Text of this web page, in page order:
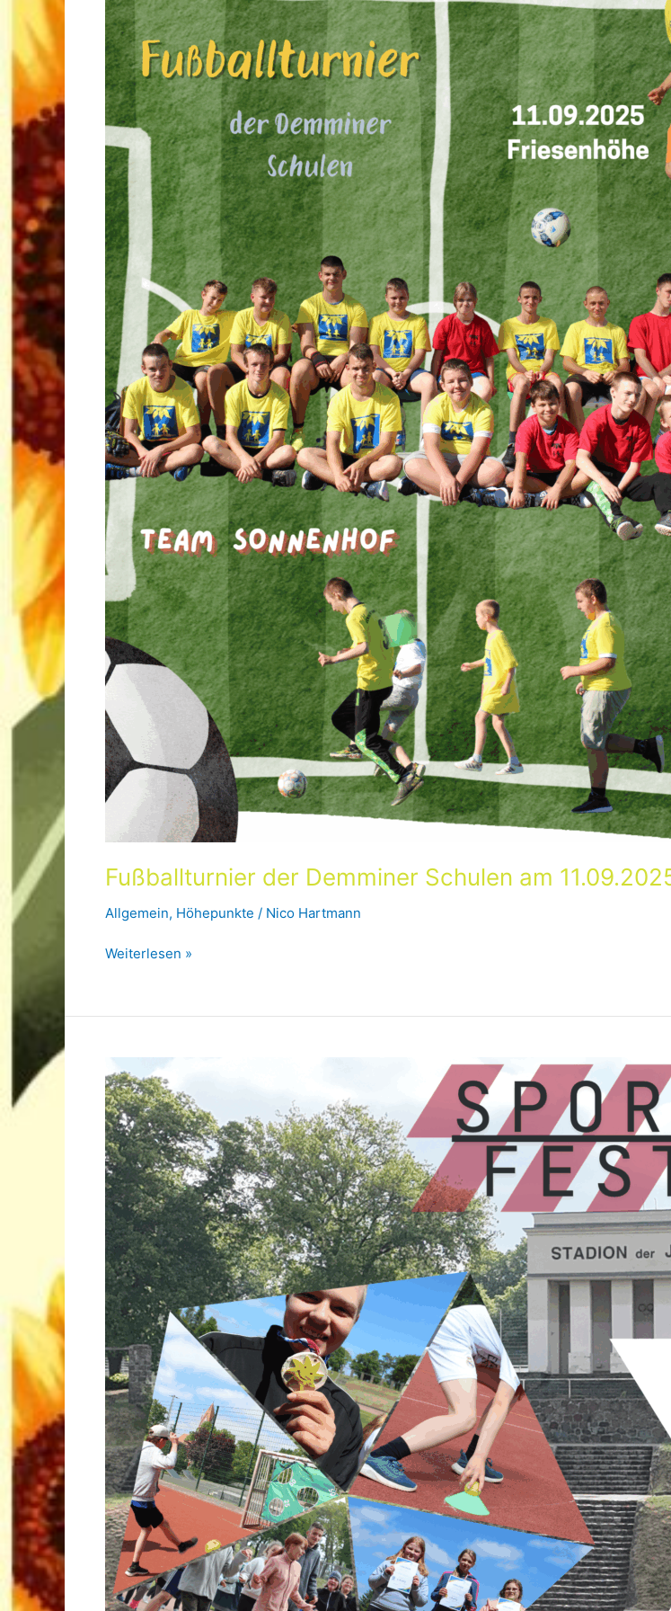
Fußballturnier der Demminer Schulen am
Allgemein, Höhepunkte / Nico Hartmann
Fußballturnier
Schulen
11.09.2025
Weiterlesen »